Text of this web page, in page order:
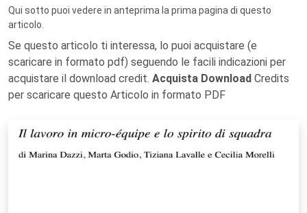
Qui sotto puoi vedere in anteprima la prima pagina di questo
articolo.
Se questo articolo ti interessa, lo puoi acquistare (e
scaricare in formato pdf) seguendo le facili indicazioni per
acquistare il download credit. Acquista Download Credits
per scaricare questo Articolo in formato PDF